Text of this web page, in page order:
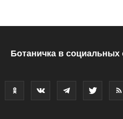
Ботаничка в социальных